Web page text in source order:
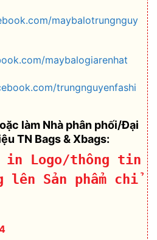
maybalotrungnguy
maybalogiarenhat
trungnguyenfashi
làm Nhà phân phối/Đại
TN Bags & Xbags:
in Logo/thông tin
lên Sản phẩm chỉ